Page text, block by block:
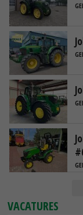
VACATURES